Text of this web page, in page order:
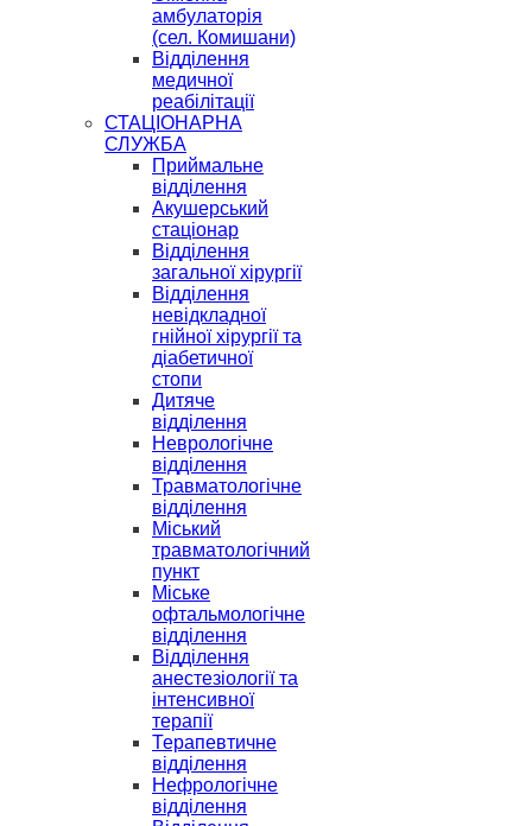
амбулаторія
(сел. Комишани)
Відділення
медичної
реабілітації
СТАЦІОНАРНА
СЛУЖБА
Приймальне
відділення
Акушерський
стаціонар
Відділення
загальної хірургії
Відділення
невідкладної
гнійної хірургії та
діабетичної
стопи
Дитяче
відділення
Неврологічне
відділення
Травматологічне
відділення
Міський
травматологічний
пункт
Міське
офтальмологічне
відділення
Відділення
анестезіології та
інтенсивної
терапії
Терапевтичне
відділення
Нефрологічне
відділення